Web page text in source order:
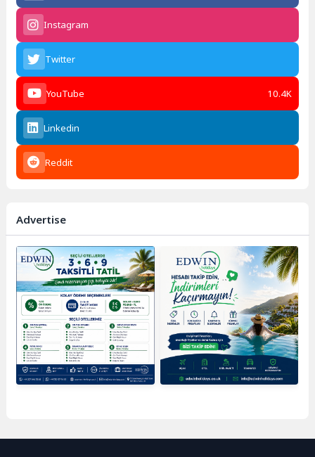
Instagram
Twitter
YouTube 10.4K
Linkedin
Reddit
Advertise